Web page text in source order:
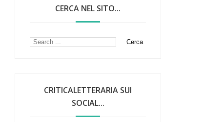
CERCA NEL SITO...
CRITICALETTERARIA SUI
SOCIAL...